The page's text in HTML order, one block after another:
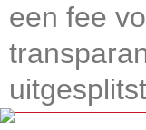
een fee